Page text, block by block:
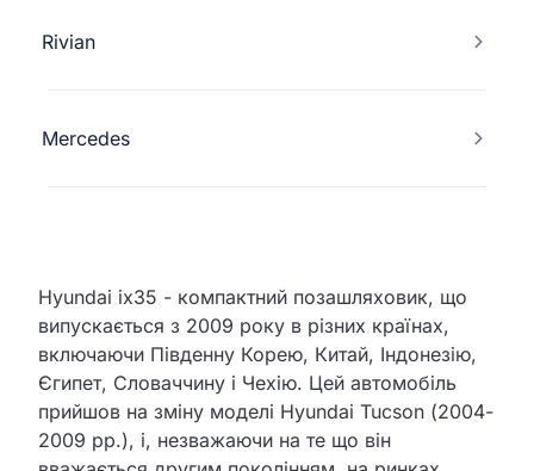
Rivian
Mercedes
Hyundai ix35 - компактний позашляховик, що
випускається з 2009 року в різних країнах,
включаючи Південну Корею, Китай, Індонезію,
Єгипет, Словаччину і Чехію. Цей автомобіль
прийшов на зміну моделі Hyundai Tucson (2004-
2009 рр.), і, незважаючи на те що він